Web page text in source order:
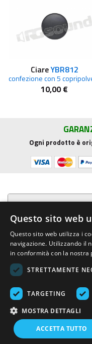
CiareYBR812
10,00 €
Ogni prodotto è
Presentazione
Acquista su R.G. Sound
Trasparenza e
Area Clienti
R.G. Sound di Rosini Guido
- Tel. e Fax (+39)
Questo sito web
Questo sito web utilizza i
navigazione. Utilizzando il
in conformità con la nostra
STRETTAMENTE
TARGETING
MOSTRA DETTAGLI
ACCETTA TUTTO